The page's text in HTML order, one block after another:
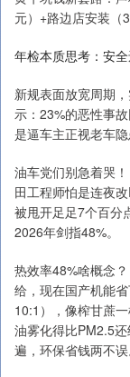
元）+路边店安装（
年检本质思考：安
新规表面放宽周期
示：23%的恶性事
是逼车主正视老车隐
油车党们别急着哭
田工程师怕是连夜
被甩开足足7个百分
2026年剑指48%。
热效率48%啥概念
给，现在国产机能
10:1），像榨甘蔗
油雾化得比PM2.5
遍，环保省钱两不误